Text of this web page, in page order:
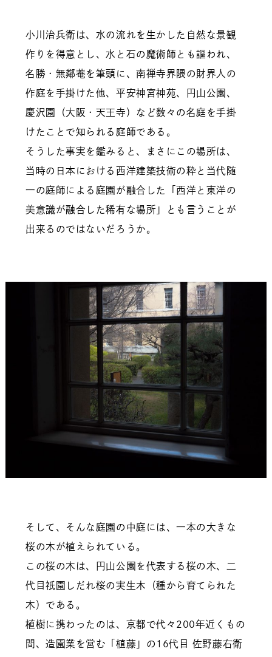
小川治兵衛は、水の流れを生かした自然な景観
作りを得意とし、水と石の魔術師とも謳われ、
名勝・無鄰菴を筆頭に、南禅寺界隈の財界人の
作庭を手掛けた他、平安神宮神苑、円山公園、
慶沢園（大阪・天王寺）など数々の名庭を手掛
けたことで知られる庭師である。
そうした事実を鑑みると、まさにこの場所は、
当時の日本における西洋建築技術の粋と当代随
一の庭師による庭園が融合した「西洋と東洋の
美意識が融合した稀有な場所」とも言うことが
出来るのではないだろうか。
そして、そんな庭園の中庭には、一本の大きな
桜の木が植えられている。
この桜の木は、円山公園を代表する桜の木、二
代目祇園しだれ桜の実生木（種から育てられた
木）である。
植樹に携わったのは、京都で代々200年近くもの
間、造園業を営む「植藤」の16代目 佐野藤右衛